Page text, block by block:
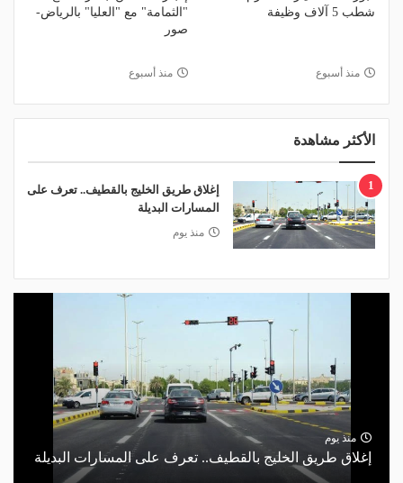
شطب 5 آلاف وظيفة
منذ أسبوع
"الثمامة" مع "العليا" بالرياض-
صور
منذ أسبوع
الأكثر مشاهدة
1
إغلاق طريق الخليج بالقطيف.. تعرف على
المسارات البديلة
منذ يوم
منذ يوم
إغلاق طريق الخليج بالقطيف.. تعرف على المسارات البديلة